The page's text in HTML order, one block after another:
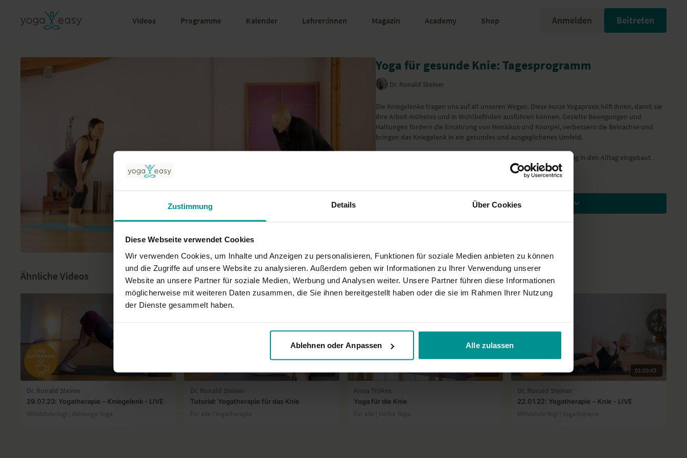
Zustimmung Details Über Cookies
Diese Webseite verwendet Cookies
Wir verwenden Cookies, um Inhalte und Anzeigen zu personalisieren, Funktionen für soziale Medien anbieten zu können
und die Zugriffe auf unsere Website zu analysieren. Außerdem geben wir Informationen zu Ihrer Verwendung unserer
Website an unsere Partner für soziale Medien, Werbung und Analysen weiter. Unsere Partner führen diese Informationen
möglicherweise mit weiteren Daten zusammen, die Sie ihnen bereitgestellt haben oder die sie im Rahmen Ihrer Nutzung
der Dienste gesammelt haben.
Ablehnen oder Anpassen Alle zulassen
Videos Programme Kalender Lehrer:innen Magazin Academy Shop Anmelden Beitreten
Yoga für gesunde Knie: Tagesprogramm
Dr. Ronald Steiner
Die Kniegelenke tragen uns auf all unseren Wegen. Diese kurze Yogapraxis hilft ihnen, damit sie
ihre Arbeit mühelos und in Wohlbefinden ausführen können. Gezielte Bewegungen und
Haltungen fördern die Ernährung von Meniskus und Knorpel, verbessern die Beinachse und
bringen das Kniegelenk in ein gesundes und ausgeglichenes Umfeld.
Das komplette Programm dauert 25 Minuten und kann regelmäßig in den Alltag eingebaut
werden. Es steht unseren Abonnenten zur Verfügung.
Zum Ansehen Mitglied werden
Ähnliche Videos
Dr. Ronald Steiner
29.07.23: Yogatherapie – Kniegelenk - LIVE
Mittelstufe-Yogi | Ashtanga Yoga
Dr. Ronald Steiner
Tutorial: Yogatherapie für das Knie
Für alle | Yogatherapie
Anna Trökes
Yoga für die Knie
Für alle | Hatha Yoga
01:00:43
Dr. Ronald Steiner
22.01.22: Yogatherapie – Knie - LIVE
Mittelstufe-Yogi | Yogatherapie